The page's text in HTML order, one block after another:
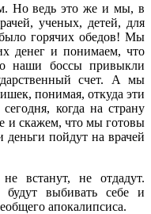
Но ведь это же и мы, в
ученых, детей, для
горячих обедов! Мы
денег и понимаем, что
наши боссы привыкли
счет. А мы
понимая, откуда эти
когда на страну
и скажем, что мы готовы
деньги пойдут на врачей
встанут, не отдадут.
выбивать себе и
апокалипсиса.